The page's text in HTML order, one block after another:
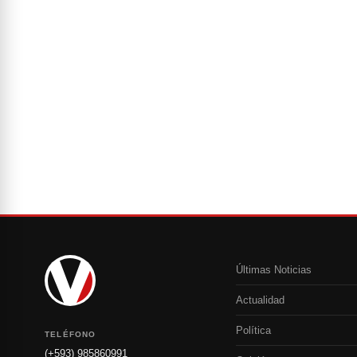
TELÉFONO
(+593) 985860991
Últimas Noticias
Actualidad
Política